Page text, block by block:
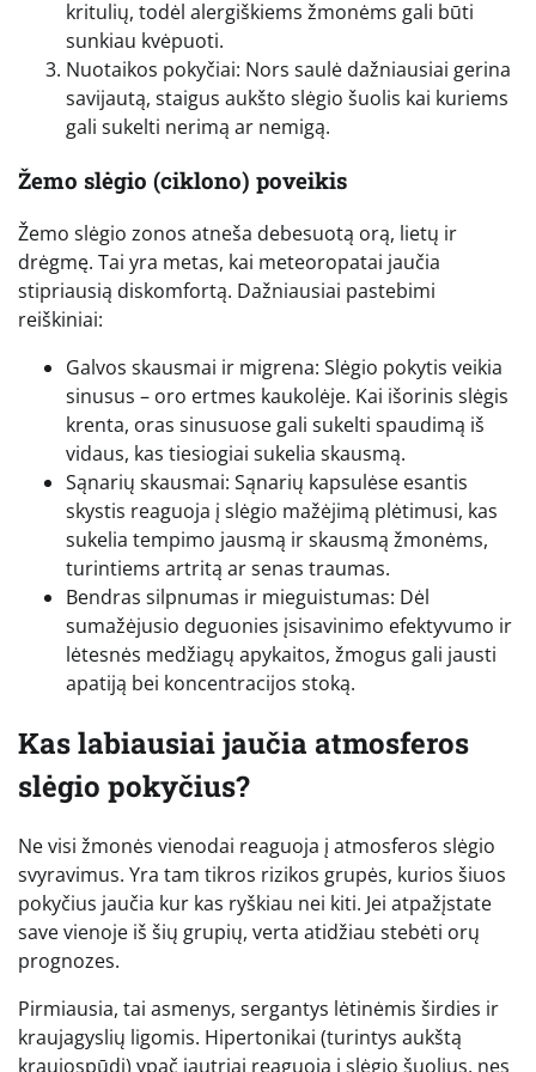
kritulių, todėl alergiškiems žmonėms gali būti
sunkiau kvėpuoti.
Nuotaikos pokyčiai: Nors saulė dažniausiai gerina
savijautą, staigus aukšto slėgio šuolis kai kuriems
gali sukelti nerimą ar nemigą.
Žemo slėgio (ciklono) poveikis
Žemo slėgio zonos atneša debesuotą orą, lietų ir
drėgmę. Tai yra metas, kai meteoropatai jaučia
stipriausią diskomfortą. Dažniausiai pastebimi
reiškiniai:
Galvos skausmai ir migrena: Slėgio pokytis veikia
sinusus – oro ertmes kaukolėje. Kai išorinis slėgis
krenta, oras sinusuose gali sukelti spaudimą iš
vidaus, kas tiesiogiai sukelia skausmą.
Sąnarių skausmai: Sąnarių kapsulėse esantis
skystis reaguoja į slėgio mažėjimą plėtimusi, kas
sukelia tempimo jausmą ir skausmą žmonėms,
turintiems artritą ar senas traumas.
Bendras silpnumas ir mieguistumas: Dėl
sumažėjusio deguonies įsisavinimo efektyvumo ir
lėtesnės medžiagų apykaitos, žmogus gali jausti
apatiją bei koncentracijos stoką.
Kas labiausiai jaučia atmosferos
slėgio pokyčius?
Ne visi žmonės vienodai reaguoja į atmosferos slėgio
svyravimus. Yra tam tikros rizikos grupės, kurios šiuos
pokyčius jaučia kur kas ryškiau nei kiti. Jei atpažįstate
save vienoje iš šių grupių, verta atidžiau stebėti orų
prognozes.
Pirmiausia, tai asmenys, sergantys lėtinėmis širdies ir
kraujagyslių ligomis. Hipertonikai (turintys aukštą
kraujospūdį) ypač jautriai reaguoja į slėgio šuolius, nes